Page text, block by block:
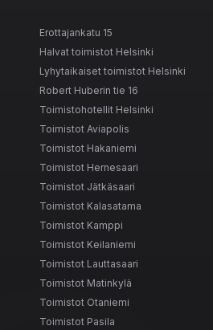
Erottajankatu 15
Halvat toimistot Helsinki
Lyhytaikaiset toimistot Helsinki
Robert Huberin tie 16
Toimistohotellit Helsinki
Toimistot Aviapolis
Toimistot Hakaniemi
Toimistot Hernesaari
Toimistot Jätkäsaari
Toimistot Kalasatama
Toimistot Kamppi
Toimistot Keilaniemi
Toimistot Lauttasaari
Toimistot Matinkylä
Toimistot Otaniemi
Toimistot Pasila